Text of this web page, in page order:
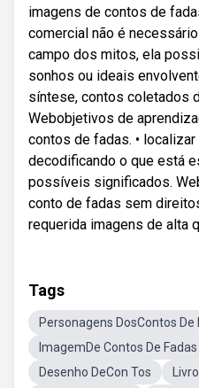
imagens de contos de
comercial não é
campo dos mitos, ela
sonhos ou ideais
síntese, contos coletados
Webobjetivos de
contos de fadas. •
decodificando o que está
possíveis significados.
conto de fadas sem
requerida imagens de alta
Tags
Personagens DosContos De
ImagemDe Contos De Fadas
Desenho DeCon Tos